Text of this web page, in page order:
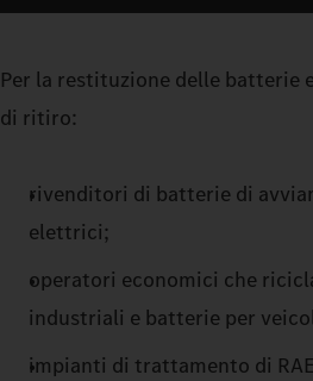
Per la restituzione delle batterie
di ritiro:
rivenditori di batterie di
elettrici;
operatori economici che
industriali e batterie per
impianti di trattamento di